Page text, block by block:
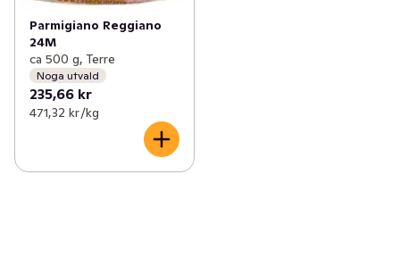
Parmigiano Reggiano
24M
ca 500 g, Terre
Noga utvald
235,66 kr
471,32 kr /kg